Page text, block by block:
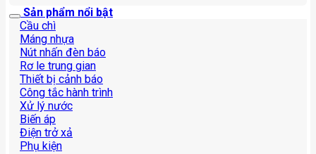
Sản phẩm nổi bật
Cầu chì
Máng nhựa
Nút nhấn đèn báo
Rơ le trung gian
Thiết bị cảnh báo
Công tắc hành trình
Xử lý nước
Biến áp
Điện trở xả
Phụ kiện